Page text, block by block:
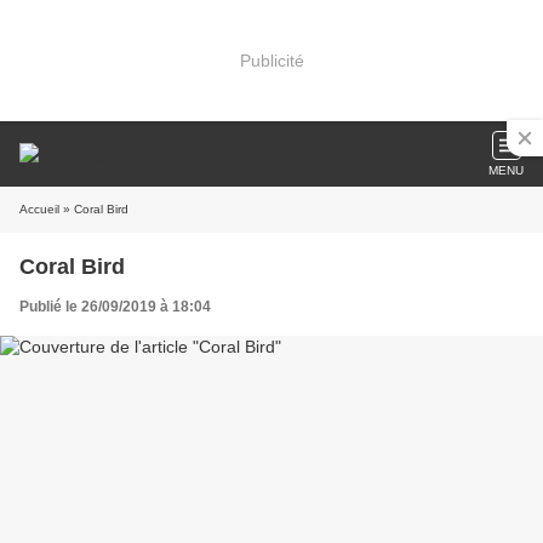
Publicité
MENU
Accueil » Coral Bird
Coral Bird
Publié le 26/09/2019 à 18:04